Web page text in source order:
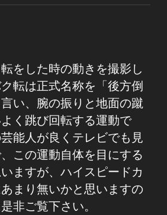
をした時の動きを撮影し
転は正式名称を「後方倒
い、腕の振りと地面の蹴
く跳び回転する運動で
能人が良くテレビでも見
この運動自体を目にする
ますが、ハイスピードカ
まり無いかと思いますの
非ご覧下さい。